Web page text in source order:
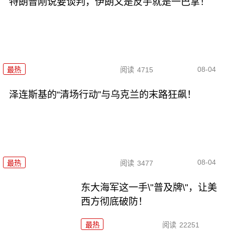
最热 阅读 4715 08-04
泽连斯基的“清场行动”与乌克兰的末路狂飙！
最热 阅读 3477 08-04
东大海军这一手\"普及牌\"，让美
西方彻底破防！
最热 阅读 22251